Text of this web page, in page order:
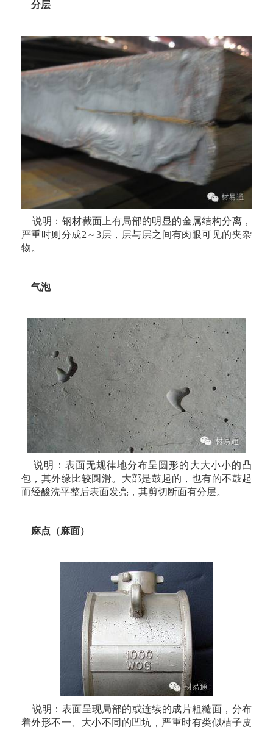
分层
说明：钢材截面上有局部的明显的金属结构分离，
严重时则分成2～3层，层与层之间有肉眼可见的夹杂
物。
气泡
说明：表面无规律地分布呈圆形的大大小小的凸
包，其外缘比较圆滑。大部是鼓起的，也有的不鼓起
而经酸洗平整后表面发亮，其剪切断面有分层。
麻点（麻面）
说明：表面呈现局部的或连续的成片粗糙面，分布
着外形不一、大小不同的凹坑，严重时有类似桔子皮